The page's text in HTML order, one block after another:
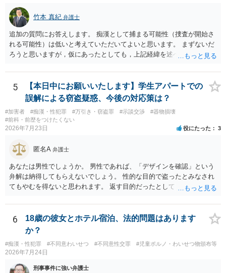
だけになりかねません。） そのため、現時点でこれ以上アドバイスで
きることはないとなります。これで回答を終わります。
竹本 真紀 弁護士
追加の質問にお答えします。 痴漢として捕まる可能性（捜査が開始さ
れる可能性）は低いと考えていただいてよいと思います。 まずないだ
ろうと思いますが，仮にあったとしても，上記経緯を述べていただ
の方が動いた結果当たってしまったにすぎないことを述べれば大丈夫
です。 相手の方は，オーバーに表現すると，自然と嘘となるので，自
分に不利益がかかってくると認識します。 これがブレーキとなり，表
現されることはないと思っていただいて大丈夫です。 なお，痴漢の場
合，問題となるのは基本的に現場で被害申告（被害の目撃）があった
場合がほとんどです。 そうでないと，犯人の特定につながりません。
があれば，かえって相談者が動いていないことがはっきり確認される
と思います。 ですから，この件については，相談者に捜査が及ぶこと
はないだろうと思っていただいて大丈夫です。 安心して下さいね。
5
【本日中にお願いいたします】学生アパートでの
誤解による窃盗疑惑、今後の対応策は？
#加害者 #痴漢・性犯罪 #万引き・窃盗罪 #示談交渉
#器物損壊
#前科・前歴をつけたくない
2026年7月23日 役にたった 3
匿名A 弁護士
あなたは男性でしょうか。 男性であれば、「デザインを確認」という
弁解は納得してもらえないでしょう。 性的な目的で盗ったとみなされ
てもやむを得ないと思われます。 返す目的だったとしても、性的な目
法領得の意思は発現しており、窃盗の既遂罪は成立し得まると思われ
ます。 元の場所に戻したのは、前述の目的を遂行する関係上、ばれな
いように戻したと評価されることになるのではないかと思います。 防
犯カメラに写っているのがあなたなのかは不明ですが、極めて深刻な
事態になっているのは確かです。お早目にご両親などとも相談して、
弁護士を依頼の上、示談の方向で動かれるのがよろしいかと思いま
す。
6
18歳の彼女とホテル宿泊、法的問題はあります
か？
#痴漢・性犯罪 #不同意わいせつ #不同意性交罪 #児童ポルノ・わいせつ物頒布等
2026年7月24日
刑事事件に強い弁護士